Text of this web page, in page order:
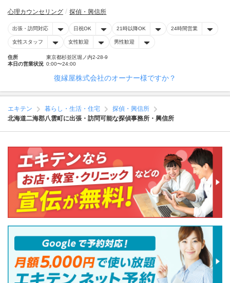
心理カウンセリング 探偵・興信所
出張・訪問対応 日祝OK 21時以降OK 24時間営業
女性スタッフ 女性歓迎 男性歓迎
住所
東京都杉並区堀ノ内2-28-9
本日の営業状況 0:00〜24:00
復縁屋株式会社のオーナー様ですか？
エキテン 暮らし・生活・住宅
探偵・興信所
北海道二海郡八雲町に出張・訪問可能な探偵事務所・興信所